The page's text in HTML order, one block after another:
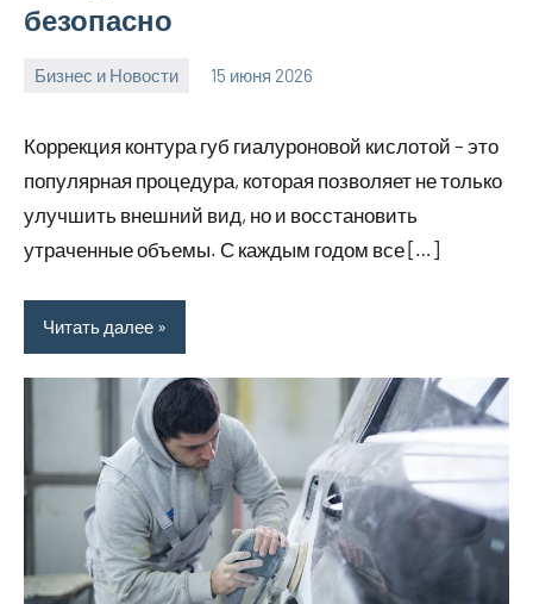
безопасно
Бизнес и Новости 15 июня 2026
Коррекция контура губ гиалуроновой кислотой – это
популярная процедура, которая позволяет не только
улучшить внешний вид, но и восстановить
утраченные объемы. С каждым годом все […]
Читать далее